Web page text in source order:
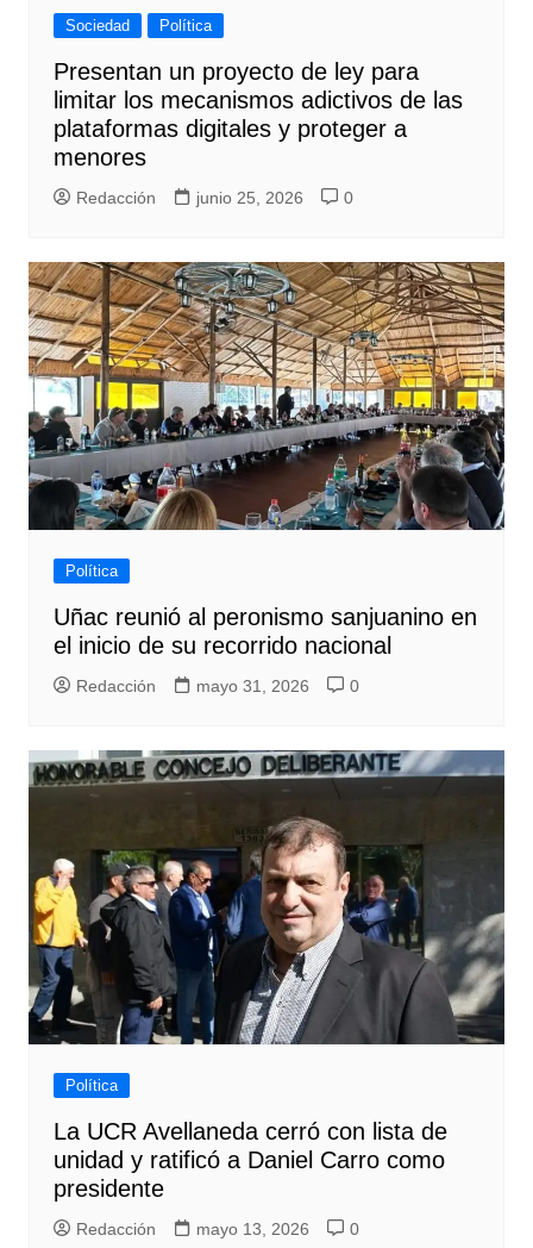
Sociedad Política
Presentan un proyecto de ley para
limitar los mecanismos adictivos de las
plataformas digitales y proteger a
menores
Redacción junio 25, 2026 0
Política
Uñac reunió al peronismo sanjuanino en
el inicio de su recorrido nacional
Redacción mayo 31, 2026 0
Política
La UCR Avellaneda cerró con lista de
unidad y ratificó a Daniel Carro como
presidente
Redacción mayo 13, 2026 0